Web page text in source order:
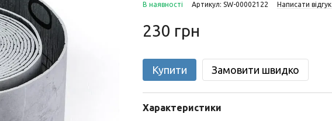
В наявності Артикул: SW-00002122 Написати відгук
230 грн
Купити Замовити швидко
Характеристики